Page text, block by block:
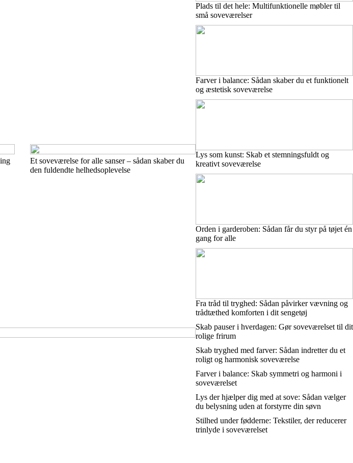
Et soveværelse for alle sanser – sådan skaber du
den fuldendte helhedsoplevelse
Plads til det hele: Multifunktionelle møbler til
små soveværelser
Farver i balance: Sådan skaber du et funktionelt
og æstetisk soveværelse
Lys som kunst: Skab et stemningsfuldt og
kreativt soveværelse
Orden i garderoben: Sådan får du styr på tøjet én
gang for alle
Fra tråd til tryghed: Sådan påvirker vævning og
trådtæthed komforten i dit sengetøj
Skab pauser i hverdagen: Gør soveværelset til dit
rolige frirum
Skab tryghed med farver: Sådan indretter du et
roligt og harmonisk soveværelse
Farver i balance: Skab symmetri og harmoni i
soveværelset
Lys der hjælper dig med at sove: Sådan vælger
du belysning uden at forstyrre din søvn
Stilhed under fødderne: Tekstiler, der reducerer
trinlyde i soveværelset